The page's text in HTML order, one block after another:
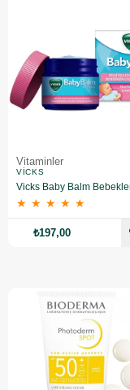
Vitaminler
VICKS
★ ★ ★ ★ ★
₺197,00